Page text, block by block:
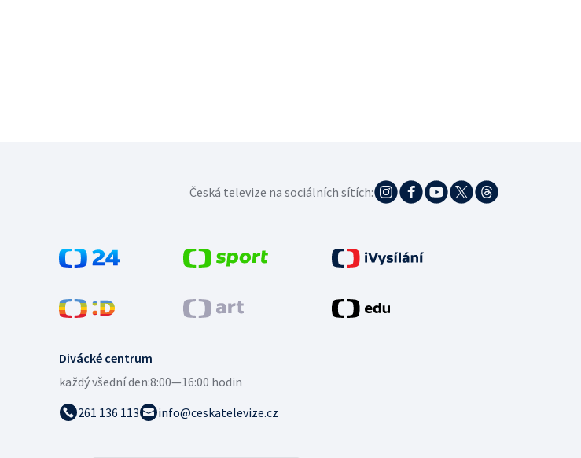
Divácké centrum
každý všední den:8:00—16:00 hodin
261 136 113
info@ceskatelevize.cz
Česká televize na sociálních sítích: